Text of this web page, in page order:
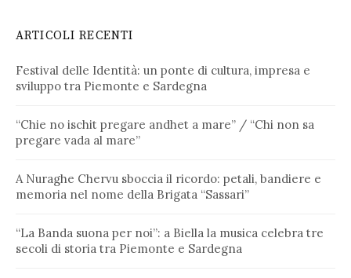
ARTICOLI RECENTI
Festival delle Identità: un ponte di cultura, impresa e
sviluppo tra Piemonte e Sardegna
“Chie no ischit pregare andhet a mare” / “Chi non sa
pregare vada al mare”
A Nuraghe Chervu sboccia il ricordo: petali, bandiere e
memoria nel nome della Brigata “Sassari”
“La Banda suona per noi”: a Biella la musica celebra tre
secoli di storia tra Piemonte e Sardegna